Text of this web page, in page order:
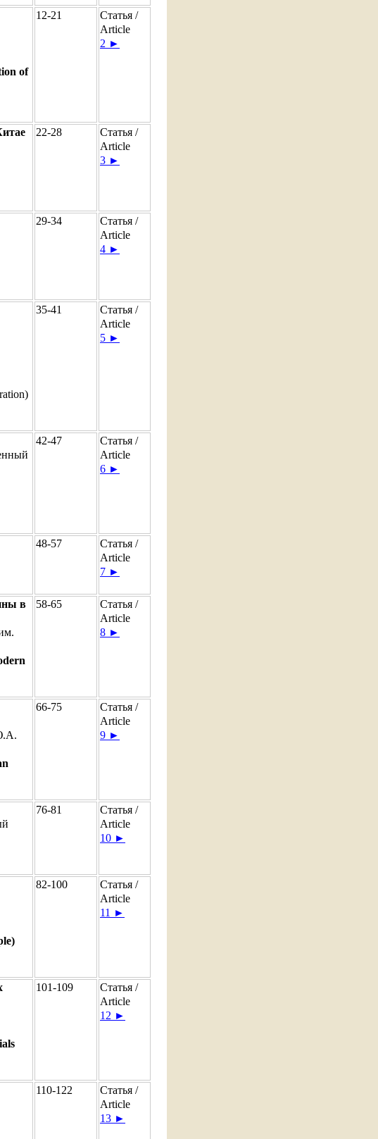
of
12-21
Статья /
Article
2 ►
22-28
Статья /
Article
3 ►
29-34
Статья /
Article
4 ►
35-41
Статья /
Article
5 ►
42-47
Статья /
Article
6 ►
48-57
Статья /
Article
7 ►
в
58-65
Статья /
Article
8 ►
66-75
Статья /
Article
9 ►
76-81
Статья /
Article
10 ►
82-100
Статья /
Article
11 ►
101-109
Статья /
Article
12 ►
110-122
Статья /
Article
13 ►